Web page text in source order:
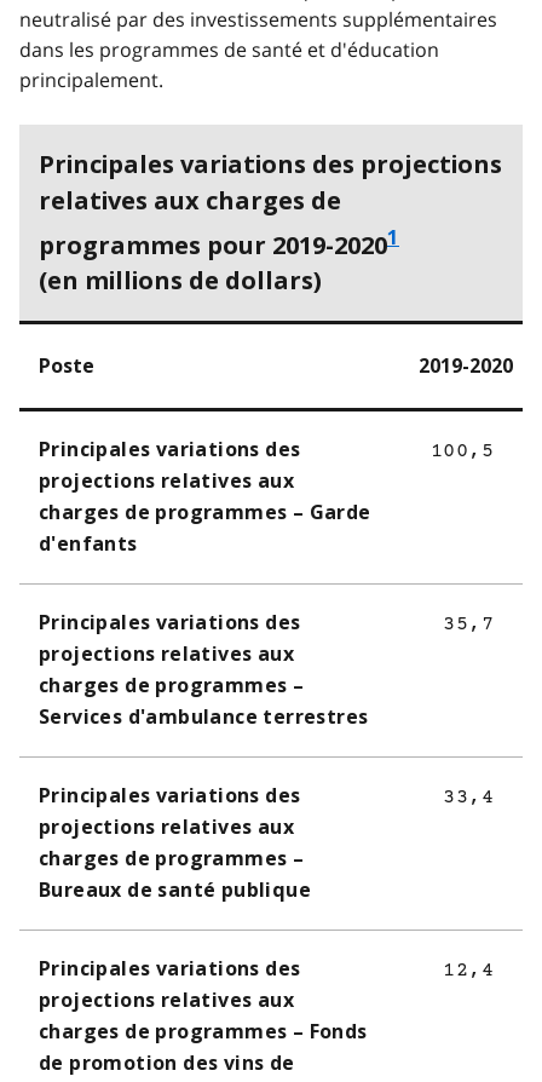
neutralisé par des investissements supplémentaires
dans les programmes de santé et d'éducation
principalement.
Principales variations des projections
relatives aux charges de
programmes pour 2019-20201
(en millions de dollars)
Poste 2019-2020
Principales variations des
projections relatives aux
charges de programmes – Garde
d'enfants
100,5
Principales variations des
projections relatives aux
charges de programmes –
Services d'ambulance terrestres
35,7
Principales variations des
projections relatives aux
charges de programmes –
Bureaux de santé publique
33,4
Principales variations des
projections relatives aux
charges de programmes – Fonds
de promotion des vins de
12,4